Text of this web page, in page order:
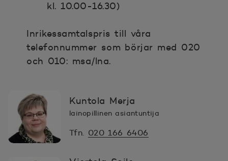
kl. 10.00-16.30)
Inrikessamtalspris till våra
telefonnummer som börjar med 020
och 010: msa/lna.
Kuntola Merja
lainopillinen asiantuntija
Tfn. 020 166 6406